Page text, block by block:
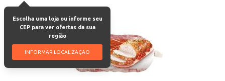
Escolha uma loja ou informe seu
CEP para ver ofertas da sua
região
INFORMAR LOCALIZAÇÃO